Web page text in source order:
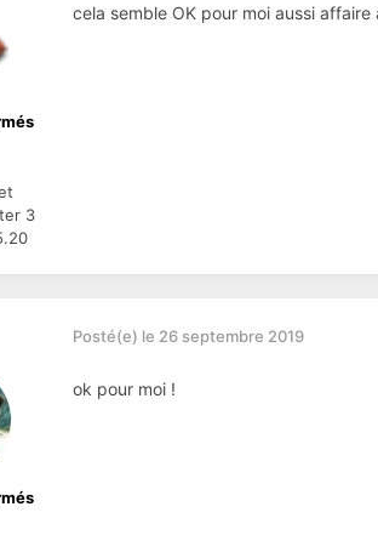
3
cela semble OK pour moi aussi affaire
Posté(e) le 26 septembre 2019
ok pour moi !